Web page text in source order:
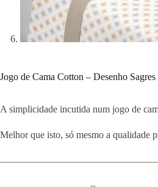
Jogo de Cama Cotton – Desenho Sagres
A simplicidade incutida num jogo de
Melhor que isto, só mesmo a qualidade